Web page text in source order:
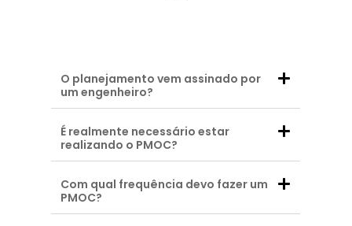
O planejamento vem assinado por
um engenheiro?
É realmente necessário estar
realizando o PMOC?
Com qual frequência devo fazer um
PMOC?